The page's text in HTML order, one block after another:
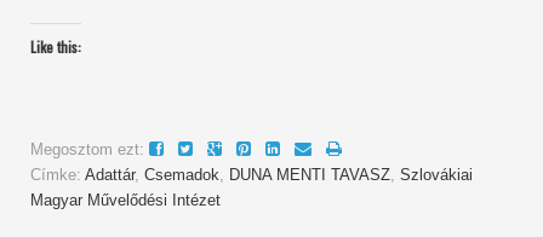
Like this:
Megosztom ezt:
Címke: Adattár, Csemadok, DUNA MENTI TAVASZ, Szlovákiai
Magyar Művelődési Intézet